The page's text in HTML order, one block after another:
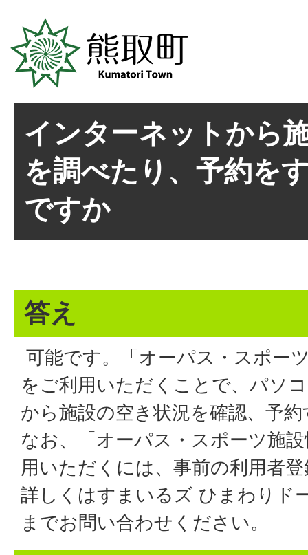
インターネットから
を調べたり、予約を
ですか
答え
可能です。「オーパス・スポー
をご利用いただくことで、パソ
から施設の空き状況を確認、予
なお、「オーパス・スポーツ施
用いただくには、事前の利用者
詳しくはすまいるズ ひまわりド
までお問い合わせください。